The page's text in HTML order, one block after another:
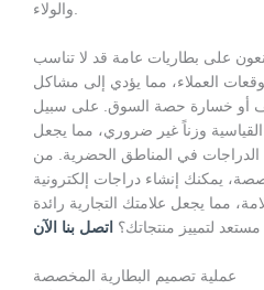
والولاء.
على بطاريات عامة قد لا تناسب
العملاء، مما يؤدي إلى مشاكل
أو خسارة حصة السوق. على سبيل
القياسية وزناً غير ضروري، مما يجعل
الدراجات في المناطق الحضرية. من
يمكنك إنشاء دراجات إلكترونية
مما يجعل علامتك التجارية رائدة
لتمييز منتجاتك؟ اتصل بنا الآن
عملية تصميم البطارية المخصصة